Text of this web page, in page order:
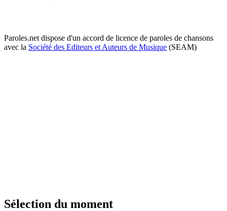
Paroles.net dispose d'un accord de licence de paroles de chansons
avec la Société des Editeurs et Auteurs de Musique (SEAM)
Sélection du moment